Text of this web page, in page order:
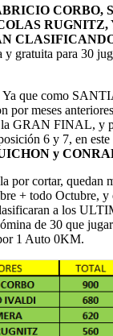
CORBO,
RUGNITZ,
y gratuita para 30
que como
por meses
GRAN FINAL, y
6 y 7, en este
y
por cortar, quedan
+ todo Octubre, y
a los
de 30 que
1 Auto 0KM.